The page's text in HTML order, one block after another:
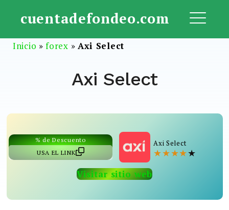
contenido
cuentadefondeo.com
Inicio »forex » Axi Select
Axi Select
% de Descuento
USA EL LINK
Axi Select
★★★★★
Visitar sitio web